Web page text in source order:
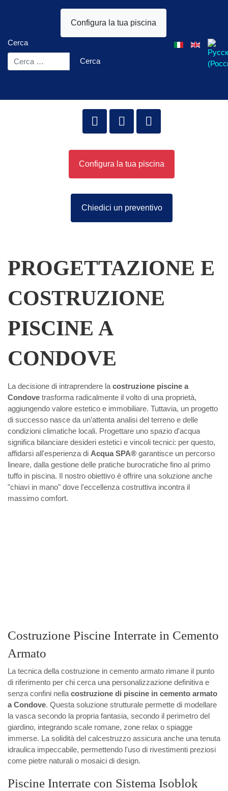
Configura la tua piscina
Cerca
Cerca
Seleziona la tua
Configura la tua piscina
Chiedici un preventivo
PROGETTAZIONE E
COSTRUZIONE
PISCINE A
CONDOVE
La decisione di intraprendere la costruzione piscine a
Condove trasforma radicalmente il volto di una proprietà,
aggiungendo valore estetico e immobiliare. Tuttavia, un progetto
di successo nasce da un’attenta analisi del terreno e delle
condizioni climatiche locali. Progettare uno spazio d'acqua
significa bilanciare desideri estetici e vincoli tecnici: per questo,
affidarsi all'esperienza di Acqua SPA® garantisce un percorso
lineare, dalla gestione delle pratiche burocratiche fino al primo
tuffo in piscina. Il nostro obiettivo è offrire una soluzione anche
"chiavi in mano" dove l'eccellenza costruttiva incontra il
massimo comfort.
Costruzione Piscine Interrate in Cemento
Armato
La tecnica della costruzione in cemento armato rimane il punto
di riferimento per chi cerca una personalizzazione definitiva e
senza confini nellacostruzione di piscine in cemento armato
a Condove. Questa soluzione strutturale permette di modellare
la vasca secondo la propria fantasia, secondo il perimetro del
giardino, integrando scale romane, zone relax o spiagge
immerse. La solidità del calcestruzzo assicura anche una tenuta
idraulica impeccabile, permettendo l'uso di rivestimenti preziosi
come pietre naturali o mosaici di design.
Piscine Interrate con Sistema Isoblok